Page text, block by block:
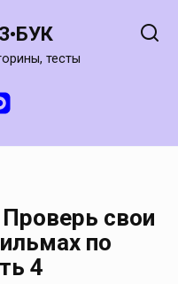
тесты
свои
по
4